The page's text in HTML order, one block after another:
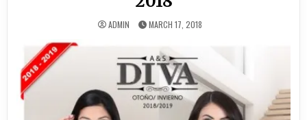
ADMIN MARCH 17, 2018